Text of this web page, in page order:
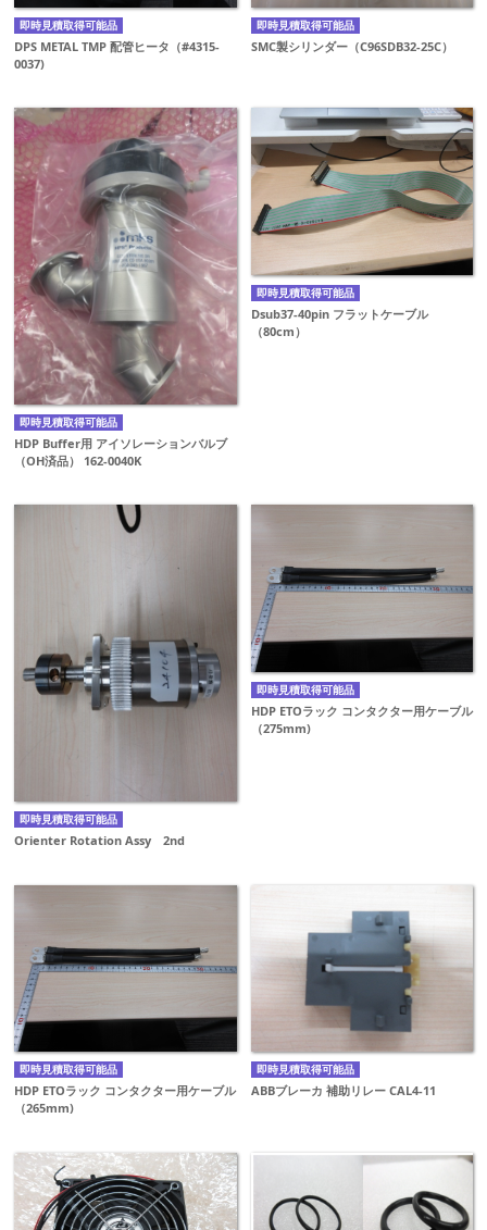
即時見積取得可能品
DPS METAL TMP 配管ヒータ（#4315-
0037)
即時見積取得可能品
SMC製シリンダー（C96SDB32-25C）
即時見積取得可能品
HDP Buffer用 アイソレーションバルブ
（OH済品） 162-0040K
即時見積取得可能品
Dsub37-40pin フラットケーブル
（80cm）
即時見積取得可能品
Orienter Rotation Assy 2nd
即時見積取得可能品
HDP ETOラック コンタクター用ケーブル
（275mm)
即時見積取得可能品
HDP ETOラック コンタクター用ケーブル
（265mm)
即時見積取得可能品
ABBブレーカ 補助リレー CAL4-11